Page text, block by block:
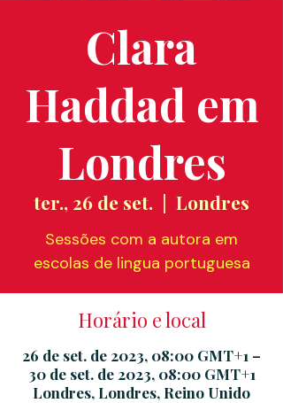
Clara
Haddad em
Londres
ter., 26 de set.
  |
Londres
Sessões com a autora em
escolas de lingua portuguesa
Horário e local
26 de set. de 2023, 08:00 GMT+1 –
30 de set. de 2023, 08:00 GMT+1
Londres, Londres, Reino Unido